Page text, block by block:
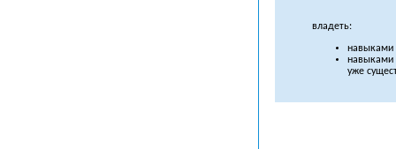
владеть:
навыками
навыками
уже